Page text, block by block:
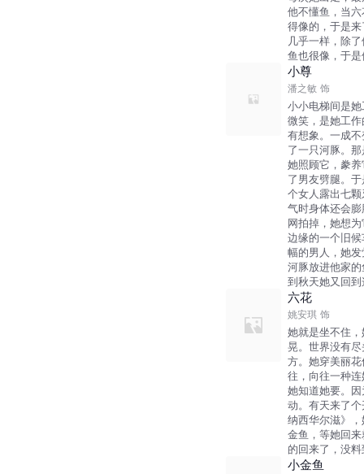
他不懂鱼，当
得像的，于是
几乎一样，除
鱼也很像，于
小尊
潘之敏 饰
小小电梯间是
微笑，是她工
有想象。一成
了一只河豚。
她照顾它，豢
了男友劈腿。
个女人露出七
气时身体还会
网拍掉，她想
边缘的一个旧
幅的男人，她
河豚放进他家
到秋天她又回
六花
姚安琪 饰
她就是坐不住
晃。世界没有
方。她穿美丽
往，向往一种
她知道她要。
动。有天来了
纳西华尔滋》
金鱼，等她回
的回来了，没
小金鱼